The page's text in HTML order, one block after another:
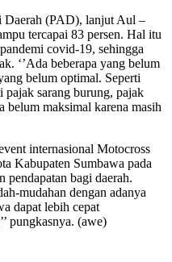
Daerah (PAD), lanjut Aul –
tercapai 83 persen. Hal itu
covid-19, sehingga
‘’Ada beberapa yang belum
belum optimal. Seperti
pajak sarang burung, pajak
belum maksimal karena masih
internasional Motocross
Kabupaten Sumbawa pada
pendapatan bagi daerah.
mudahan dengan adanya
dapat lebih cepat
pungkasnya. (awe)